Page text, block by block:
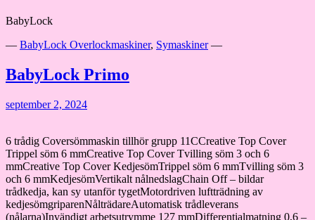
BabyLock
— BabyLock Overlockmaskiner, Symaskiner—
BabyLock Primo
september 2, 2024
6 trådig Coversömmaskin tillhör grupp 11CCreative Top Cover
Trippel söm 6 mmCreative Top Cover Tvilling söm 3 och 6
mmCreative Top Cover KedjesömTrippel söm 6 mmTvilling söm 3
och 6 mmKedjesömVertikalt nålnedslagChain Off – bildar
trådkedja, kan sy utanför tygetMotordriven luftträdning av
kedjesömgriparenNålträdareAutomatisk trådleverans
(nålarna)Invändigt arbetsutrymme 127 mmDifferentialmatning 0,6 –